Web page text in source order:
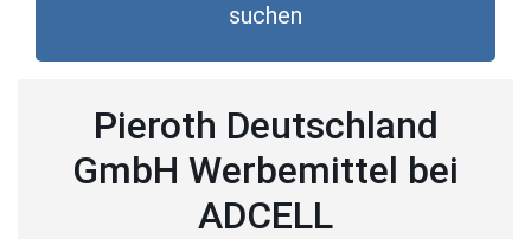
suchen
Pieroth Deutschland
GmbH Werbemittel bei
ADCELL